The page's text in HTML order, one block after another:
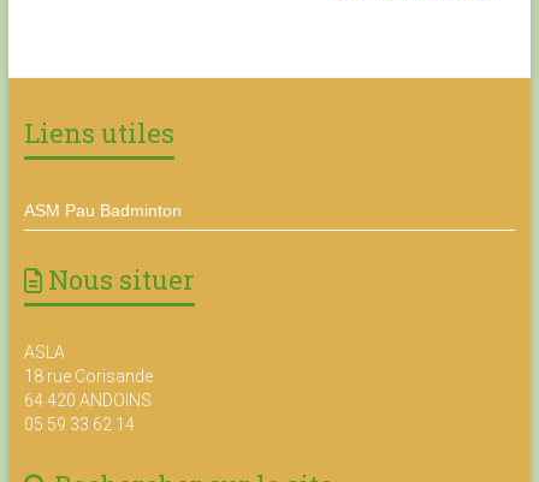
Liens utiles
ASM Pau Badminton
Nous situer
ASLA
18 rue Corisande
64 420 ANDOINS
05 59 33 62 14